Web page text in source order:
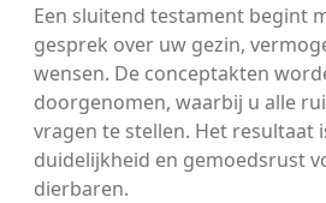
Een sluitend testament begint
gesprek over uw gezin,
wensen. De conceptakten
doorgenomen, waarbij u alle
vragen te stellen. Het resultaat
duidelijkheid en gemoedsrust
dierbaren.